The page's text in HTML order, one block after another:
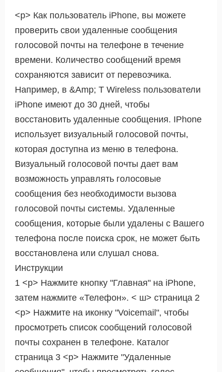
<р> Как пользователь iPhone, вы можете
проверить свои удаленные сообщения
голосовой почты на телефоне в течение
времени. Количество сообщений время
сохраняются зависит от перевозчика.
Например, в &Amp; T Wireless пользователи
iPhone имеют до 30 дней, чтобы
восстановить удаленные сообщения. IPhone
использует визуальный голосовой почты,
которая доступна из меню в телефона.
Визуальный голосовой почты дает вам
возможность управлять голосовые
сообщения без необходимости вызова
голосовой почты системы. Удаленные
сообщения, которые были удалены с Вашего
телефона после поиска срок, не может быть
восстановлена ​​или слушал снова.
Инструкции
1 <р> Нажмите кнопку "Главная" на iPhone,
затем нажмите «Телефон». < ш> страница 2
<р> Нажмите на иконку "Voicemail", чтобы
просмотреть список сообщений голосовой
почты сохранен в телефоне. Каталог
страница 3 <р> Нажмите "Удаленные